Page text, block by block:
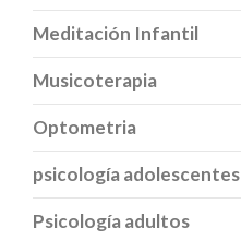
Meditación Infantil
Musicoterapia
Optometria
psicología adolescentes
Psicología adultos